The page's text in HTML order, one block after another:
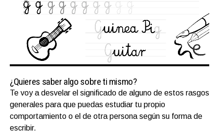
¿Quieres saber algo sobre ti mismo?
Te voy a desvelar el significado de alguno de estos rasgos
generales para que puedas estudiar tu propio
comportamiento o el de otra persona según su forma de
escribir.